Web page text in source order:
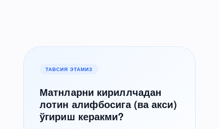
ТАВСИЯ ЭТАМИЗ
Матнларни кириллчадан
лотин алифбосига (ва акси)
ўгириш керакми?